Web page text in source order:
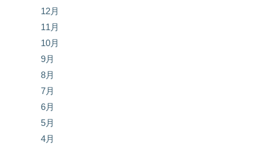
12月
11月
10月
9月
8月
7月
6月
5月
4月